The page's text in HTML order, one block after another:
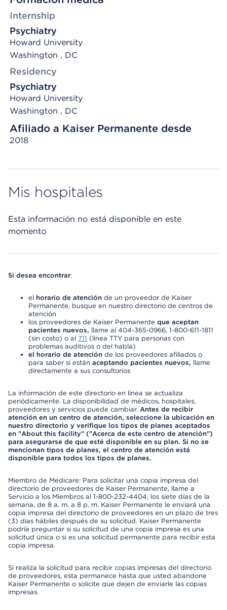
Internship
Psychiatry
Howard University
Washington , DC
Residency
Psychiatry
Howard University
Washington , DC
Afiliado a Kaiser Permanente desde
2018
Mis hospitales
Esta información no está disponible en este
momento
Si desea encontrar:
el horario de atención de un proveedor de Kaiser
Permanente, busque en nuestro directorio de centros de
atención
los proveedores de Kaiser Permanente que aceptan
pacientes nuevos, llame al 404-365-0966, 1-800-611-1811
(sin costo) o al 711 (línea TTY para personas con
problemas auditivos o del habla)
el horario de atención de los proveedores afiliados o
para saber si están aceptando pacientes nuevos, llame
directamente a sus consultorios
La información de este directorio en línea se actualiza
periódicamente. La disponibilidad de médicos, hospitales,
proveedores y servicios puede cambiar. Antes de recibir
atención en un centro de atención, seleccione la ubicación en
nuestro directorio y verifique los tipos de planes aceptados
en "About this facility" ("Acerca de este centro de atención")
para asegurarse de que esté disponible en su plan. Si no se
mencionan tipos de planes, el centro de atención está
disponible para todos los tipos de planes.
Miembro de Medicare: Para solicitar una copia impresa del
directorio de proveedores de Kaiser Permanente, llame a
Servicio a los Miembros al 1-800-232-4404, los siete días de la
semana, de 8 a. m. a 8 p. m. Kaiser Permanente le enviará una
copia impresa del directorio de proveedores en un plazo de tres
(3) días hábiles después de su solicitud. Kaiser Permanente
podría preguntar si su solicitud de una copia impresa es una
solicitud única o si es una solicitud permanente para recibir esta
copia impresa.
Si realiza la solicitud para recibir copias impresas del directorio
de proveedores, esta permanece hasta que usted abandone
Kaiser Permanente o solicite que dejen de enviarle las copias
impresas.